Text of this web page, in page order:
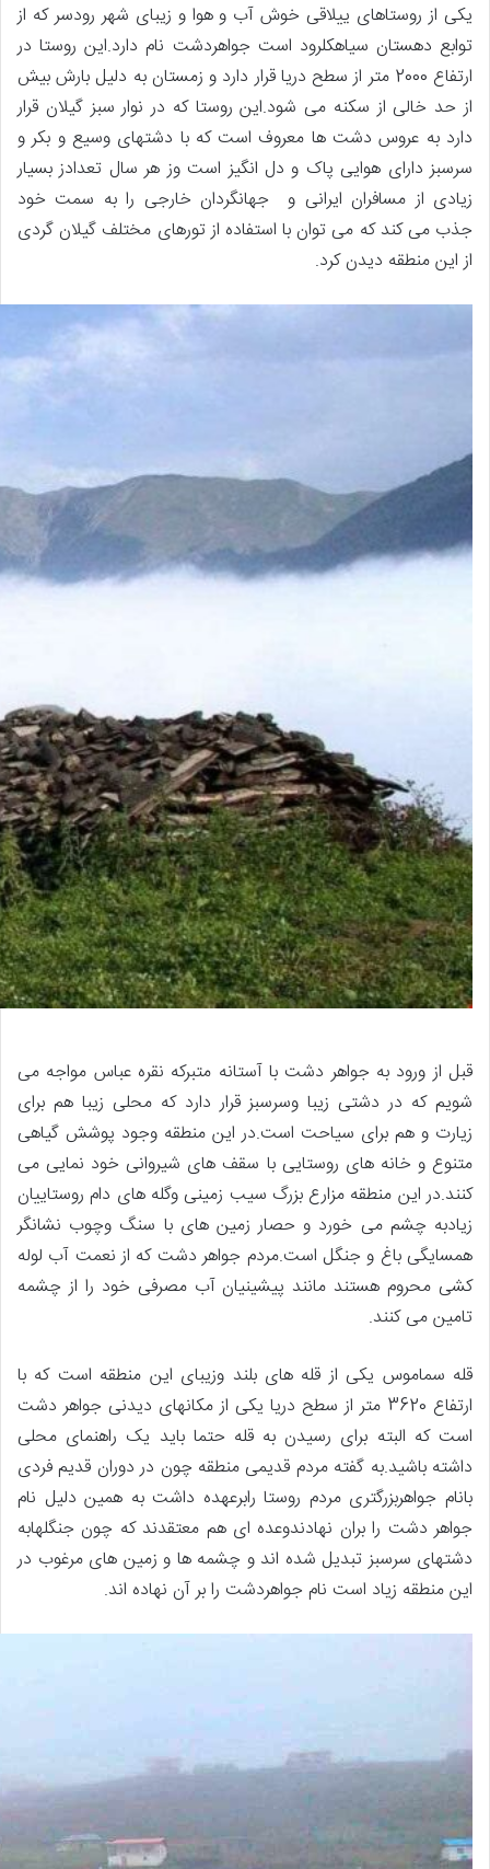
یکی از روستاهای ییلاقی خوش آب و هوا و زیبای شهر رودسر که از
توابع دهستان سیاهکلرود است جواهردشت نام دارد.این روستا در
ارتفاع 2000 متر از سطح دریا قرار دارد و زمستان به دلیل بارش بیش
از حد خالی از سکنه می شود.این روستا که در نوار سبز گیلان قرار
دارد به عروس دشت ها معروف است که با دشتهای وسیع و بکر و
سرسبز دارای هوایی پاک و دل انگیز است وز هر سال تعدادز بسیار
زیادی از مسافران ایرانی و جهانگردان خارجی را به سمت خود
جذب می کند که می توان با استفاده از تورهای مختلف گیلان گردی
از این منطقه دیدن کرد.
قبل از ورود به جواهر دشت با آستانه متبرکه نقره عباس مواجه می
شویم که در دشتی زیبا وسرسبز قرار دارد که محلی زیبا هم برای
زیارت و هم برای سیاحت است.در این منطقه وجود پوشش گیاهی
متنوع و خانه های روستایی با سقف های شیروانی خود نمایی می
کنند.در این منطقه مزارع بزرگ سیب زمینی وگله های دام روستاییان
زیادبه چشم می خورد و حصار زمین های با سنگ وچوب نشانگر
همسایگی باغ و جنگل است.مردم جواهر دشت که از نعمت آب لوله
کشی محروم هستند مانند پیشینیان آب مصرفی خود را از چشمه
تامین می کنند.
قله سماموس یکی از قله های بلند وزیبای این منطقه است که با
ارتفاع 3620 متر از سطح دریا یکی از مکانهای دیدنی جواهر دشت
است که البته برای رسیدن به قله حتما باید یک راهنمای محلی
داشته باشید.به گفته مردم قدیمی منطقه چون در دوران قدیم فردی
بانام جواهربزرگتری مردم روستا رابرعهده داشت به همین دلیل نام
جواهر دشت را بران نهادندوعده ای هم معتقدند که چون جنگلهابه
دشتهای سرسبز تبدیل شده اند و چشمه ها و زمین های مرغوب در
این منطقه زیاد است نام جواهردشت را بر آن نهاده اند.